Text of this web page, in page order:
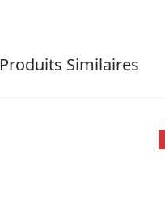
Produits Similaires